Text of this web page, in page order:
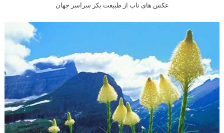
عکس های ناب از طبیعت بکر سراسر جهان